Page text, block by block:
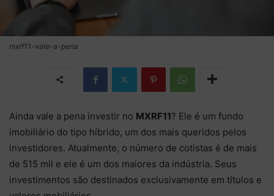
mxrf11-vale-a-pena
Ainda vale a pena investir no MXRF11? Ele é um fundo
imobiliário do tipo híbrido, um dos mais queridos pelos
investidores. Atualmente, o número de cotistas é de mais
de 515 mil e ele é um dos maiores da indústria. Seus
investimentos são destinados exclusivamente em títulos e